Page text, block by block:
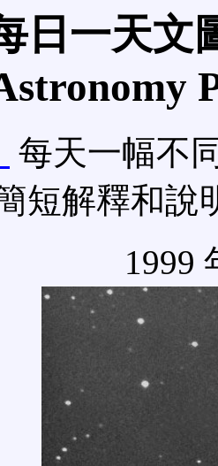
日一天文
每天一幅不
短解釋和說
1999